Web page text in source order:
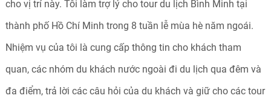
cho vị trí này. Tôi làm trợ lý cho tour du lịch Bình Minh tại
thành phố Hồ Chí Minh trong 8 tuần lễ mùa hè năm ngoái.
Nhiệm vụ của tôi là cung cấp thông tin cho khách tham
quan, các nhóm du khách nước ngoài đi du lịch qua đêm và
đa điểm, trả lời các câu hỏi của du khách và giữ cho các tour